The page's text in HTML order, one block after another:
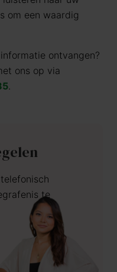
om een waardig
ontvangen?
ons op via
.
te